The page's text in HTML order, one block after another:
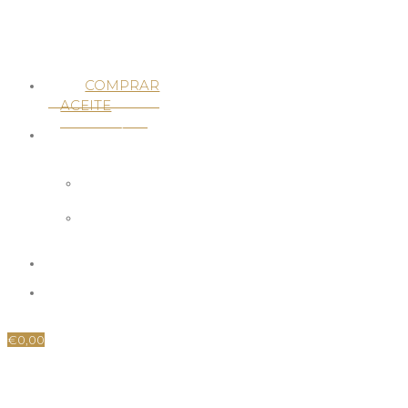
Menú
COMPRAR
ACEITE
QUIÉNES
€0,00